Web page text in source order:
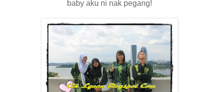
baby aku ni nak pegang!